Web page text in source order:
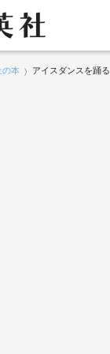
の本 アイスダンスを踊る